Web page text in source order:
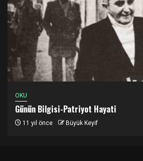
OKU
Günün Bilgisi-Patriyot Hayati
11 yıl önce Büyük Keyif